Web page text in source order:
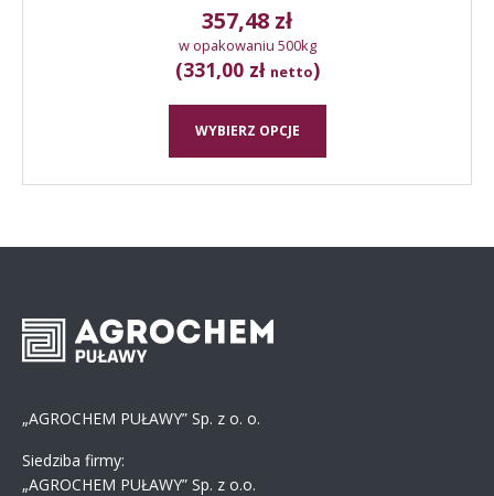
357,48 zł
w opakowaniu 500kg
(331,00 zł netto)
WYBIERZ OPCJE
„AGROCHEM PUŁAWY” Sp. z o. o.
Siedziba firmy:
„AGROCHEM PUŁAWY” Sp. z o.o.